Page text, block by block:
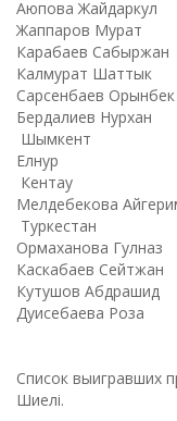
Аюпова
Жаппаров Мурат
Карабаев
Калмурат
Сарсенбаев
Бердалиев
Шымкент
Елнур
Кентау
Мелдебекова
Туркестан
Ормаханова
Каскабаев
Кутушов
Дуисебаева
Список выигравших
Шиелі.